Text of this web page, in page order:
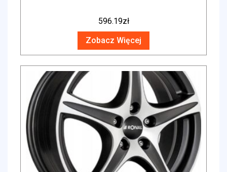
596.19zł
Zobacz Więcej